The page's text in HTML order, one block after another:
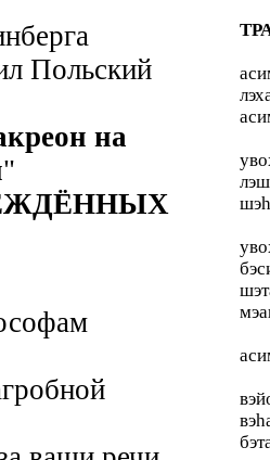
Польский
на
"